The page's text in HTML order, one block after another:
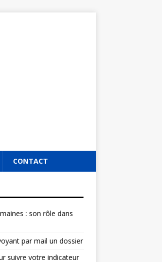
CONTACT
: son rôle dans
par mail un dossier
suivre votre indicateur